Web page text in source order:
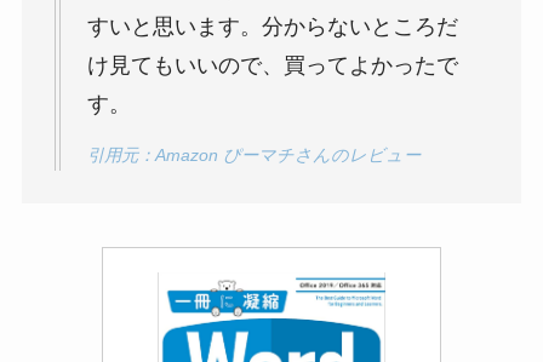
すいと思います。分からないところだ
け見てもいいので、買ってよかったで
す。
引用元：Amazon ぴーマチさんのレビュー